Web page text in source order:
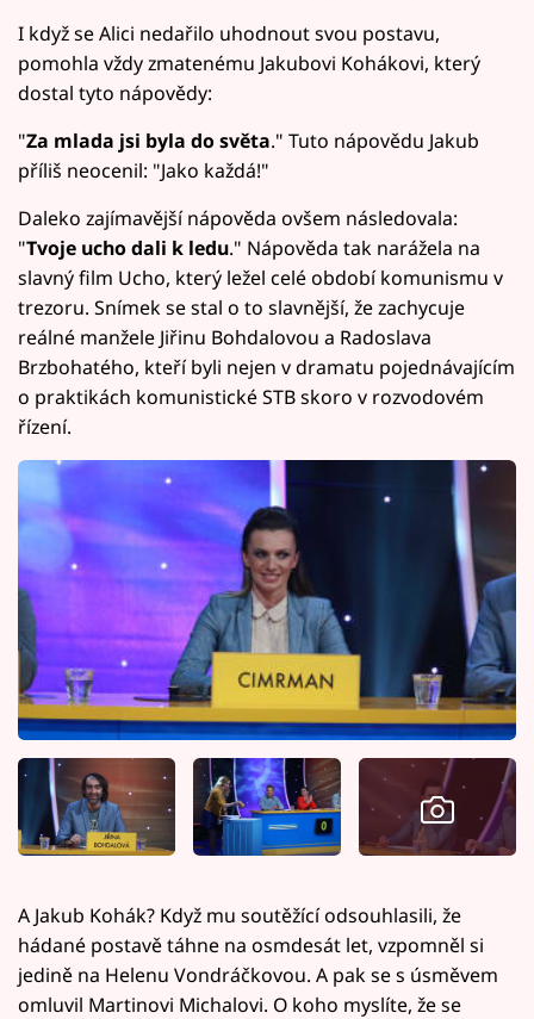
I když se Alici nedařilo uhodnout svou postavu,
pomohla vždy zmatenému Jakubovi Kohákovi, který
dostal tyto nápovědy:
"Za mlada jsi byla do světa." Tuto nápovědu Jakub
příliš neocenil: "Jako každá!"
Daleko zajímavější nápověda ovšem následovala:
"Tvoje ucho dali k ledu." Nápověda tak narážela na
slavný film Ucho, který ležel celé období komunismu v
trezoru. Snímek se stal o to slavnější, že zachycuje
reálné manžele Jiřinu Bohdalovou a Radoslava
Brzbohatého, kteří byli nejen v dramatu pojednávajícím
o praktikách komunistické STB skoro v rozvodovém
řízení.
A Jakub Kohák? Když mu soutěžící odsouhlasili, že
hádané postavě táhne na osmdesát let, vzpomněl si
jedině na Helenu Vondráčkovou. A pak se s úsměvem
omluvil Martinovi Michalovi. O koho myslíte, že se